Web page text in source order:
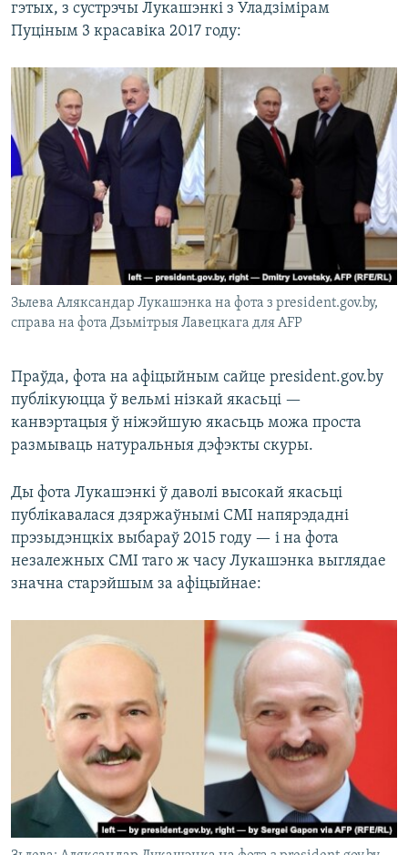
гэтых, з сустрэчы Лукашэнкі з Уладзімірам
Пуціным 3 красавіка 2017 году:
Зьлева Аляксандар Лукашэнка на фота з president.gov.by,
справа на фота Дзьмітрыя Лавецкага для AFP
Праўда, фота на афіцыйным сайце president.gov.by
публікуюцца ў вельмі нізкай якасьці —
канвэртацыя ў ніжэйшую якасьць можа проста
размываць натуральныя дэфэкты скуры.
Ды фота Лукашэнкі ў даволі высокай якасьці
публікавалася дзяржаўнымі СМІ напярэдадні
прэзыдэнцкіх выбараў 2015 году — і на фота
незалежных СМІ таго ж часу Лукашэнка выглядае
значна старэйшым за афіцыйнае: